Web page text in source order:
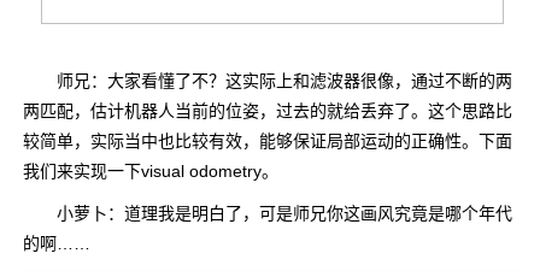
师兄：大家看懂了不？这实际上和滤波器很像，通过不断的两
两匹配，估计机器人当前的位姿，过去的就给丢弃了。这个思路比
较简单，实际当中也比较有效，能够保证局部运动的正确性。下面
我们来实现一下visual odometry。
小萝卜：道理我是明白了，可是师兄你这画风究竟是哪个年代
的啊……